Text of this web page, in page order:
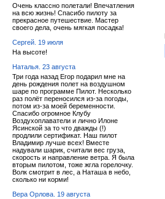
Очень классно полетали! Впечатления
на всю жизнь! Спасибо пилоту за
прекрасное путешествие. Мастер
своего дела, очень мягкая посадка!
Сергей. 19 июля
На высоте!
Наталья. 23 августа
Три года назад Егор подарил мне на
день рождения полет на воздушном
шаре по программе Пилот. Несколько
раз полёт переносился из-за погоды,
потом из-за моей беременности.
Спасибо огромное Клубу
Воздухоплаватели и лично Илоне
Ясинской за то что дважды (!)
продлили сертификат. Наш пилот
Владимир лучше всех! Вместе
надували шарик, считали вес груза,
скорость и направление ветра. Я была
вторым пилотом, тоже жгла горелочку.
Волк смотрит в лес, а Наташа в небо,
сколько ни корми!
Вера Орлова. 19 августа